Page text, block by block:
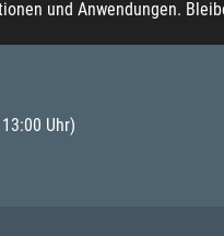
und Anwendungen.
Uhr)